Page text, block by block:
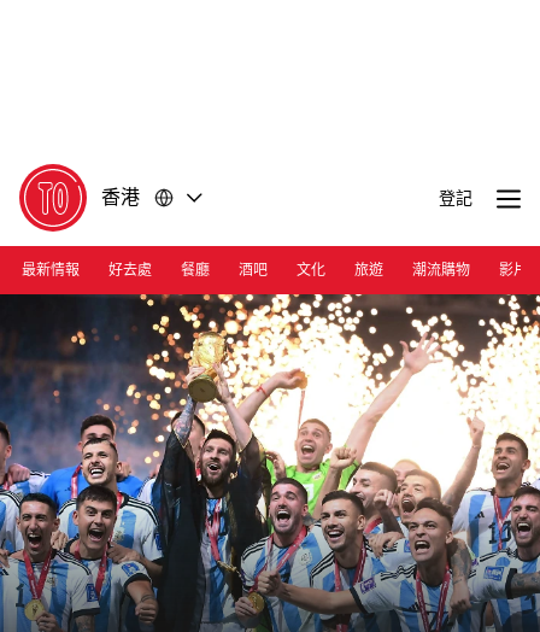
香港 登記
最新情報 好去處 餐廳 酒吧 文化 旅遊 潮流購物 影片